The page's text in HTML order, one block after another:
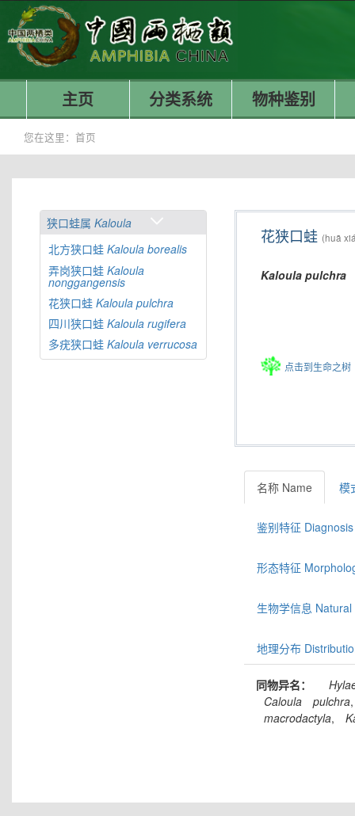
主页 分类系统 物种鉴别
您在这里： 首页
狭口蛙属 Kaloula
北方狭口蛙 Kaloula borealis
弄岗狭口蛙 Kaloula
nonggangensis
花狭口蛙 Kaloula pulchra
四川狭口蛙 Kaloula rugifera
多疣狭口蛙 Kaloula verrucosa
花狭口蛙 (huā
Kaloula pulchra
点击到生命之树
名称 Name 模
鉴别特征 Diagnosis
形态特征
生物学信息
地理分布
同物异名：
Caloula
pulchra
macrodactyla,